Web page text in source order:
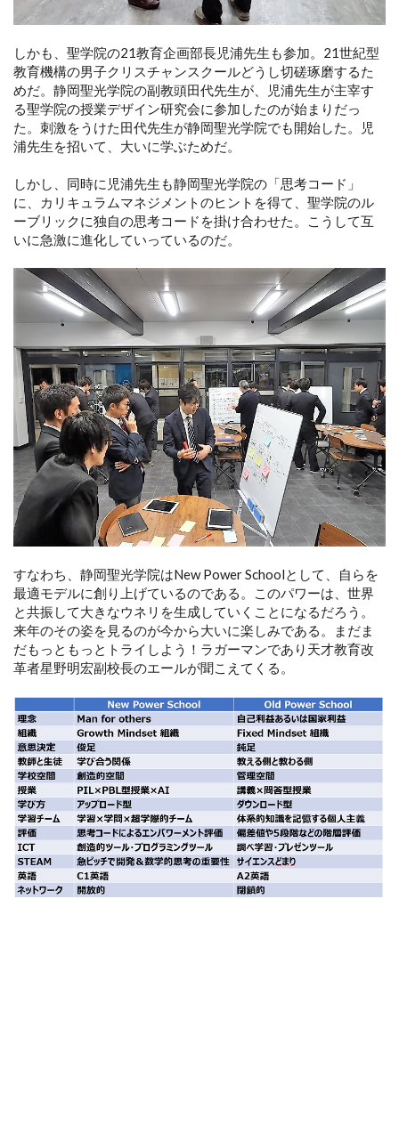
しかも、聖学院の21教育企画部長児浦先生も参加。21世紀型
教育機構の男子クリスチャンスクールどうし切磋琢磨するた
めだ。静岡聖光学院の副教頭田代先生が、児浦先生が主宰す
る聖学院の授業デザイン研究会に参加したのが始まりだっ
た。刺激をうけた田代先生が静岡聖光学院でも開始した。児
浦先生を招いて、大いに学ぶためだ。
しかし、同時に児浦先生も静岡聖光学院の「思考コード」
に、カリキュラムマネジメントのヒントを得て、聖学院のル
ーブリックに独自の思考コードを掛け合わせた。こうして互
いに急激に進化していっているのだ。
すなわち、静岡聖光学院はNew Power Schoolとして、自らを
最適モデルに創り上げているのである。このパワーは、世界
と共振して大きなウネリを生成していくことになるだろう。
来年のその姿を見るのが今から大いに楽しみである。まだま
だもっともっとトライしよう！ラガーマンであり天才教育改
革者星野明宏副校長のエールが聞こえてくる。